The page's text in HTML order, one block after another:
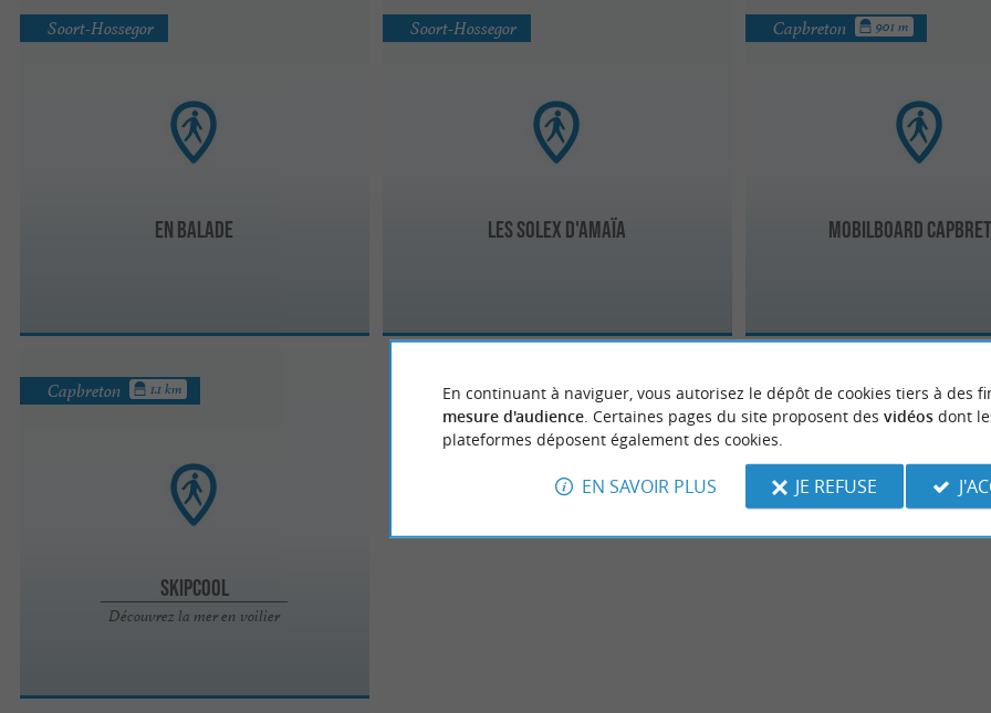
En Balade
Soort-Hossegor
Les Solex d'Amaïa
Soort-Hossegor
Mobilboard
Capbreton 901 m
Skipcool
Découvrez la mer en voilier
Capbreton 1.1 km
En continuant à naviguer, vous autorisez le dépôt de cookies tiers à des
mesure d'audience. Certaines pages du site proposent des vidéosdont
plateformes déposent également des cookies.
EN SAVOIR PLUS JE REFUSE